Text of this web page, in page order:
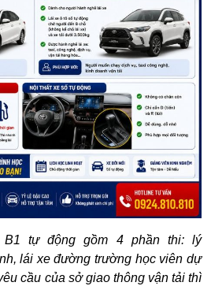
tự động gồm 4 phần thi: lý
lái xe đường trường học viên dự
cầu của sở giao thông vận tảithì